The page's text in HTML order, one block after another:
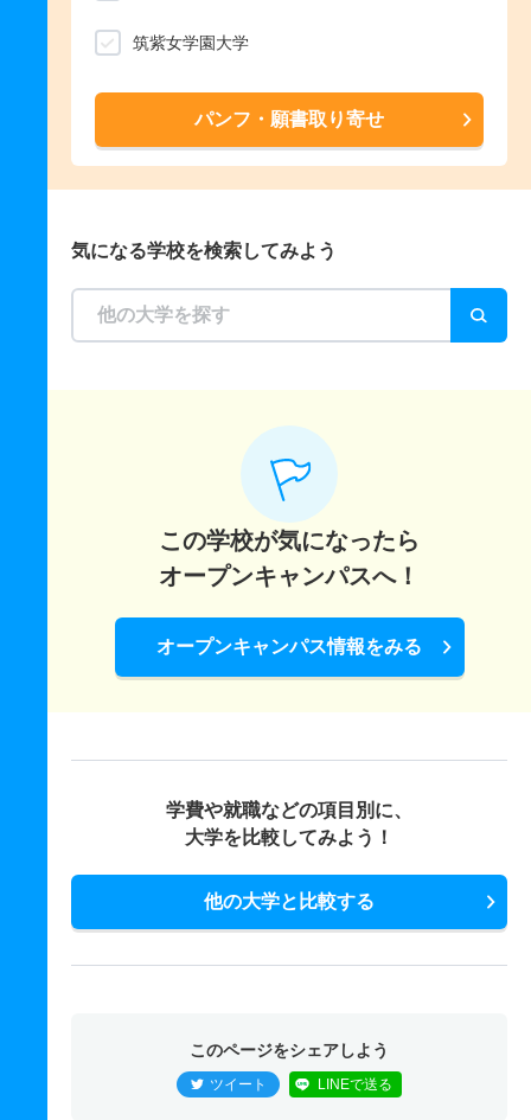
筑紫女学園大学
パンフ・願書取り寄せ
気になる学校を検索してみよう
この学校が気になったら
オープンキャンパスへ！
オープンキャンパス情報をみる
学費や就職などの項目別に、
大学を比較してみよう！
他の大学と比較する
このページをシェアしよう
ツイート LINEで送る